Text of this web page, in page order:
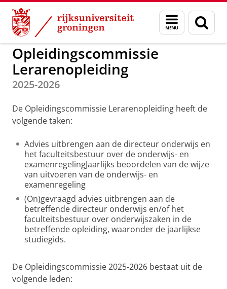
Skip
Content
Skip
Navigation
Menu
en
zoeken
Opleidingscommissies
Opleidingscommissie
Lerarenopleiding
2025-2026
De Opleidingscommissie Lerarenopleiding heeft de
volgende taken:
Advies uitbrengen aan de directeur onderwijs en
het faculteitsbestuur over de onderwijs- en
examenregelingJaarlijks beoordelen van de wijze
van uitvoeren van de onderwijs- en
examenregeling
(On)gevraagd advies uitbrengen aan de
betreffende directeur onderwijs en/of het
faculteitsbestuur over onderwijszaken in de
betreffende opleiding, waaronder de jaarlijkse
studiegids.
De Opleidingscommissie 2025-2026 bestaat uit de
volgende leden: